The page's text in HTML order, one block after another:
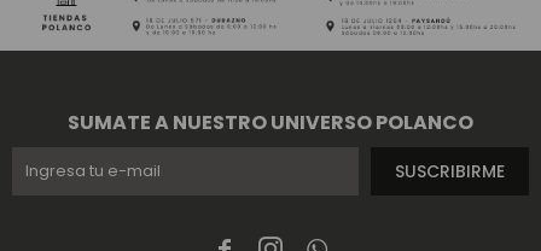
SUMATE A NUESTRO UNIVERSO POLANCO
SUSCRIBIRME